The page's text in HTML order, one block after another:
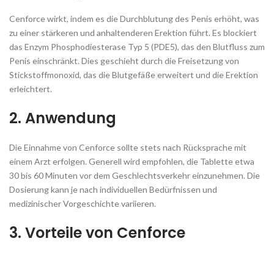
Cenforce wirkt, indem es die Durchblutung des Penis erhöht, was
zu einer stärkeren und anhaltenderen Erektion führt. Es blockiert
das Enzym Phosphodiesterase Typ 5 (PDE5), das den Blutfluss zum
Penis einschränkt. Dies geschieht durch die Freisetzung von
Stickstoffmonoxid, das die Blutgefäße erweitert und die Erektion
erleichtert.
2. Anwendung
Die Einnahme von Cenforce sollte stets nach Rücksprache mit
einem Arzt erfolgen. Generell wird empfohlen, die Tablette etwa
30 bis 60 Minuten vor dem Geschlechtsverkehr einzunehmen. Die
Dosierung kann je nach individuellen Bedürfnissen und
medizinischer Vorgeschichte variieren.
3. Vorteile von Cenforce